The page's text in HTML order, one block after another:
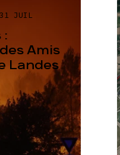
31 JUIL
:
Amis
Landes